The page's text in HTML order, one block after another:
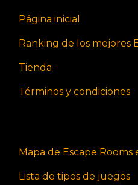
Página inicial
Ranking de los mejores
Tienda
Términos y condiciones
Mapa de Escape Rooms
Lista de tipos de juegos